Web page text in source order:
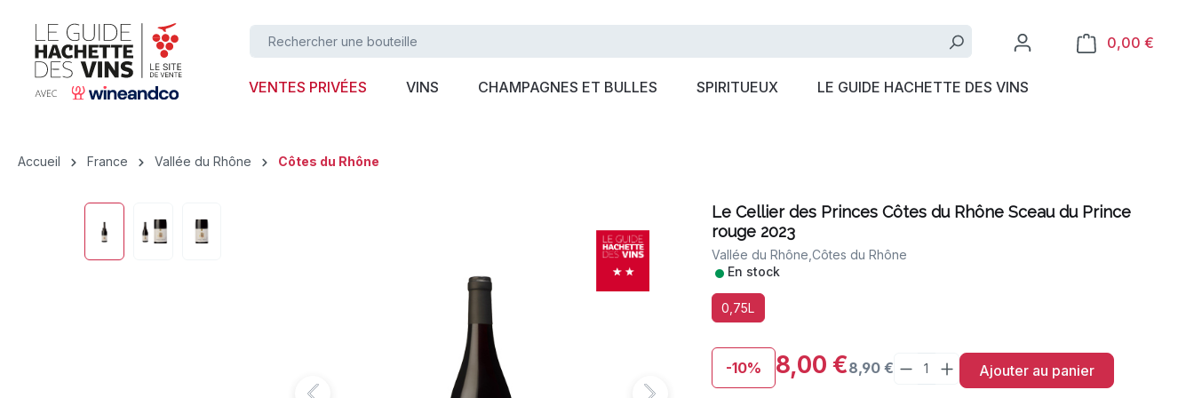
0,00 €
VENTES PRIVÉES VINS CHAMPAGNES ET BULLES SPIRITUEUX LE GUIDE HACHETTE DES VINS
Accueil France Vallée du Rhône Côtes du Rhône
Ignorer la galerie d'images
Le Cellier des Princes Côtes du Rhône Sceau du Prince
rouge 2023
Vallée du Rhône, Côtes du Rhône
•En stock
0,75L
-10% 8,00 €8,90 € Ajouter au panier